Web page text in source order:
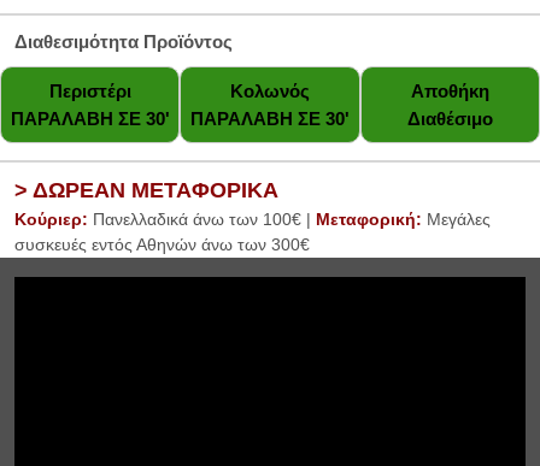
Διαθεσιμότητα Προϊόντος
Περιστέρι
ΠΑΡΑΛΑΒΗ ΣΕ 30'
Κολωνός
ΠΑΡΑΛΑΒΗ ΣΕ 30'
Αποθήκη
Διαθέσιμο
> ΔΩΡΕΑΝ ΜΕΤΑΦΟΡΙΚΑ
Κούριερ: Πανελλαδικά άνω των 100€ | Μεταφορική: Μεγάλες
συσκευές εντός Αθηνών άνω των 300€